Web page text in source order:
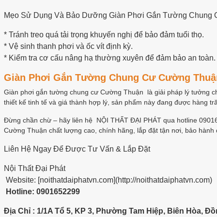
Mẹo Sử Dụng Và Bảo Dưỡng Giàn Phơi Gắn Tường Chung
* Tránh treo quá tải trọng khuyến nghị để bảo đảm tuổi thọ.
* Vệ sinh thanh phơi và ốc vít định kỳ.
* Kiểm tra cơ cấu nâng hạ thường xuyên để đảm bảo an toàn.
Giàn Phơi Gắn Tường Chung Cư Cường
Giàn phơi gắn tường chung cư Cường Thuận là giải pháp lý tưởng
thiết kế tinh tế và giá thành hợp lý, sản phẩm này đang được hàng
Đừng chần chừ – hãy liên hệ NỘI THẤT ĐẠI PHÁT qua hotline
Cường Thuận chất lượng cao, chính hãng, lắp đặt tận nơi, bảo hành
Liên Hệ Ngay Để Được Tư Vấn & Lắp Đặt
Nội Thất Đại Phát
Website: [noithatdaiphatvn.com](http://noithatdaiphatvn.com)
Hotline: 0901652299
Địa Chỉ : 1/1A Tổ 5, KP 3, Phường Tam Hiệp, Biên Hòa,